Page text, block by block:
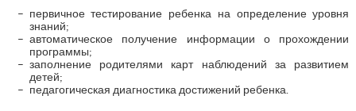
первичное тестирование ребенка на определение уровня
знаний;
автоматическое получение информации о прохождении
программы;
заполнение родителями карт наблюдений за развитием
детей;
педагогическая диагностика достижений ребенка.